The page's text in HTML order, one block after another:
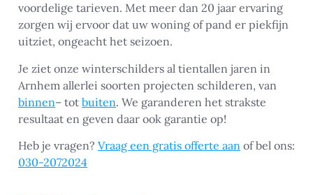
voordelige tarieven. Met meer dan 20 jaar ervaring
zorgen wij ervoor dat uw woning of pand er piekfijn
uitziet, ongeacht het seizoen.
Je ziet onze winterschilders al tientallen jaren in
Arnhem allerlei soorten projecten schilderen, van
binnen– tot buiten. We garanderen het strakste
resultaat en geven daar ook garantie op!
Heb je vragen? Vraag een gratis offerte aan of bel ons:
030-2072024